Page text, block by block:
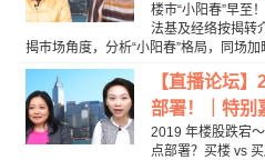
楼巿“小阳春”早至
法基及经络按揭转
揭巿场角度，分析“小阳春”格局，同场加
【直播论坛
部署！｜特别
2019 年楼股跌宕
点部署？买楼 vs